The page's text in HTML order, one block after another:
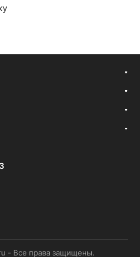
- Все права защищены.